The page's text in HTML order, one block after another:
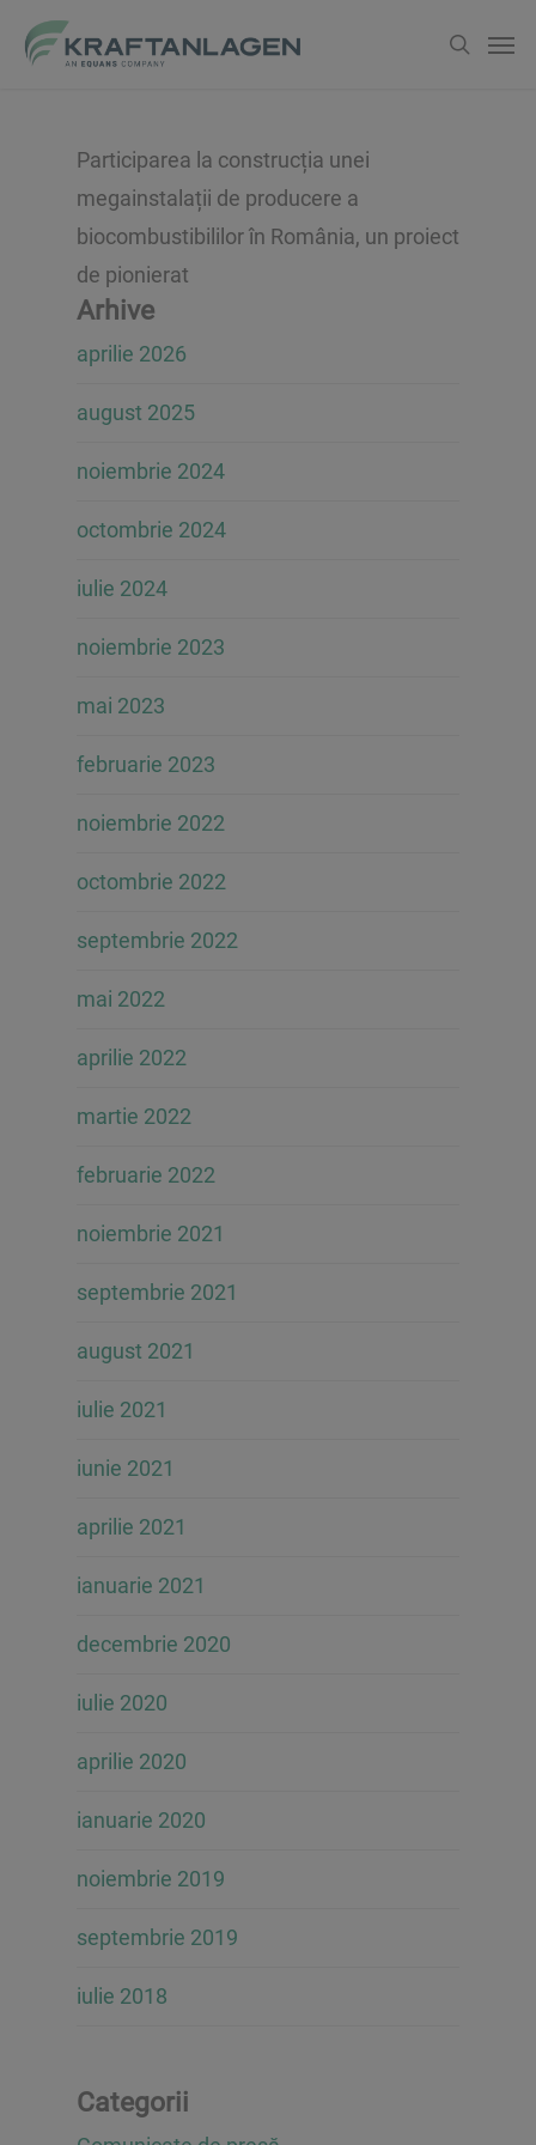
Treci
Participarea la construcția unei
megainstalații de producere a
biocombustibililor în România, un proiect
de pionierat
Arhive
aprilie 2026
august 2025
noiembrie 2024
octombrie 2024
iulie 2024
noiembrie 2023
mai 2023
februarie 2023
noiembrie 2022
octombrie 2022
septembrie 2022
mai 2022
aprilie 2022
martie 2022
februarie 2022
noiembrie 2021
septembrie 2021
august 2021
iulie 2021
iunie 2021
aprilie 2021
ianuarie 2021
decembrie 2020
iulie 2020
aprilie 2020
ianuarie 2020
noiembrie 2019
septembrie 2019
iulie 2018
Categorii